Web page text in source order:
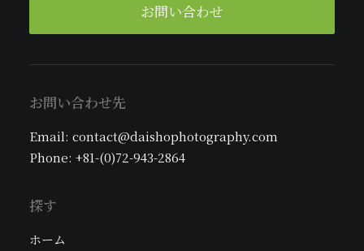
お問い合わせ
お問い合わせ先
Email: contact@daishophotography.com
Phone: +81-(0)72-943-2864
探す
ホーム